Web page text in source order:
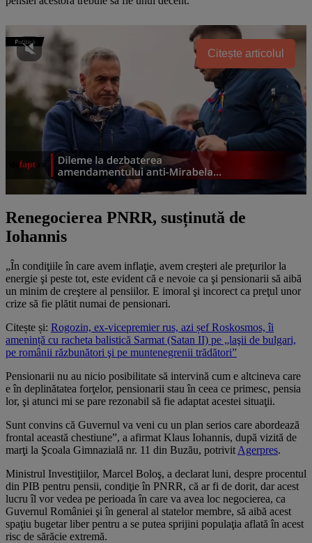
Citește articolul
Renegocierea PNRR, susținută de
Iohannis
„În condiţiile în care avem inflaţie, avem creşteri ale preţurilor la
energie şi peste tot, este evident că e nevoie ca şi pensionarii să aibă
un minim de creştere al pensiilor. E imoral şi incorect ca preţul unor
crize să fie plătit numai de pensionari.
Citește și: Rogozin, ex-vicepremier rus, azi șef Roskosmos, îi
amenință cu racheta balistică Sarmat (Satan II) pe „laşii de bulgari,
pe românii răzbunători şi pe muntenegrenii trădători”
Pensionarii nu au nicio posibilitate să intervină cum e altcineva care
e în deplinătatea forţelor, pensionarii stau în ceea ce primesc, pensia
lor, şi atunci mi se pare rezonabil să fie adaptat acestei situaţii.
Sunt convins că Guvernul va veni cu un plan serios care abordează
frontal această chestiune”, a afirmat Klaus Iohannis, după vizită de
marţi la Şcoala Gimnazială nr. 11 din Buzău, potrivit Agerpres.
Ministrul Investiţiilor, Marcel Boloş, a declarat luni, despre procentul
din PIB pentru pensii, condiţie în PNRR, că ar fi de dorit, dar acest
lucru îl vor vedea pe perioada în care va avea loc negocierea, ca
Guvernul României şi în general al statelor membre, să aibă acest
spaţiu bugetar liber pentru a se putea sprijini populaţia aflată în acest
risc de sărăcie extremă.